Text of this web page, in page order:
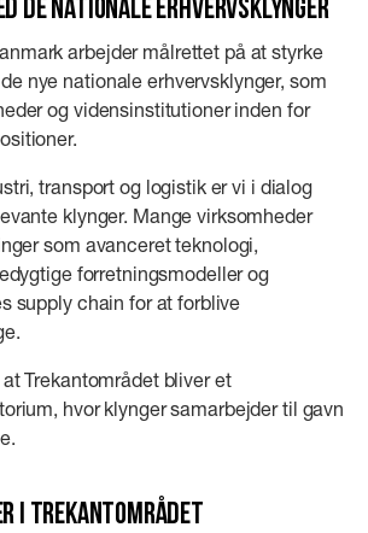
de nationale erhvervsklynger
arbejder målrettet på at styrke
nye nationale erhvervsklynger, som
og vidensinstitutioner inden for
transport og logistik er vi i dialog
klynger. Mange virksomheder
som avanceret teknologi,
forretningsmodeller og
supply chain for at forblive
Trekantområdet bliver et
hvor klynger samarbejder til gavn
i Trekantområdet